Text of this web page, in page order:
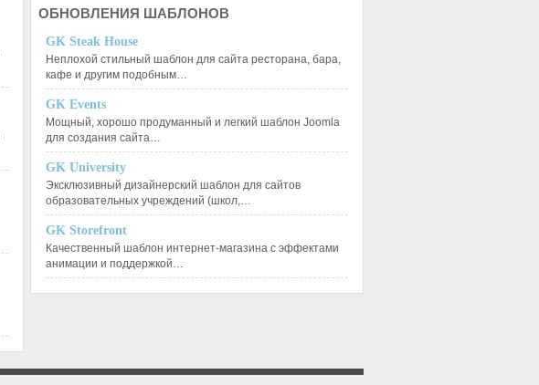
ОБНОВЛЕНИЯ ШАБЛОНОВ
GK Steak House
Неплохой стильный шаблон для сайта ресторана, бара,
кафе и другим подобным…
GK Events
Мощный, хорошо продуманный и легкий шаблон Joomla
для создания сайта…
GK University
Эксклюзивный дизайнерский шаблон для сайтов
образовательных учреждений (школ,…
GK Storefront
Качественный шаблон интернет-магазина с эффектами
анимации и поддержкой…